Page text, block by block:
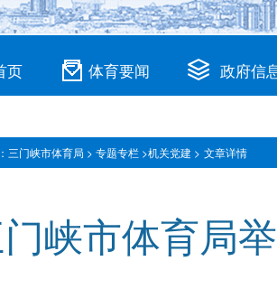
页 体育要闻 政府信
三门峡市体育局 > 专题专栏 >机关党建 > 文章详情
峡市体育局